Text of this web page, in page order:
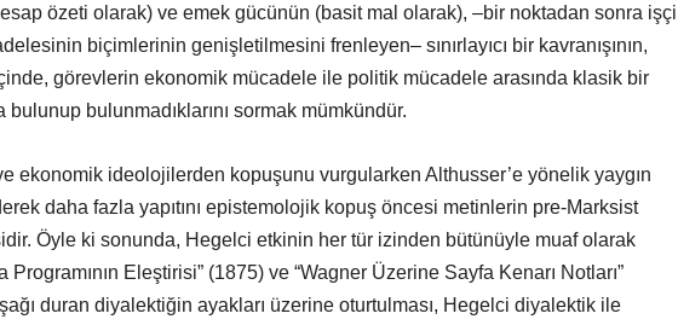
özeti olarak) ve emek gücünün (basit mal olarak), –bir noktadan sonra işçi
biçimlerinin genişletilmesini frenleyen– sınırlayıcı bir kavranışının,
görevlerin ekonomik mücadele ile politik mücadele arasında klasik bir
bulunup bulunmadıklarını sormak mümkündür.
ekonomik ideolojilerden kopuşunu vurgularken Althusser’e yönelik yaygın
daha fazla yapıtını epistemolojik kopuş öncesi metinlerin pre-Marksist
Öyle ki sonunda, Hegelci etkinin her tür izinden bütünüyle muaf olarak
Programının Eleştirisi” (1875) ve “Wagner Üzerine Sayfa Kenarı Notları”
duran diyalektiğin ayakları üzerine oturtulması, Hegelci diyalektik ile